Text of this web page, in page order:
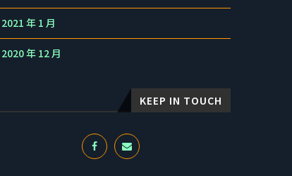
2021 年 1 月
2020 年 12 月
KEEP IN TOUCH